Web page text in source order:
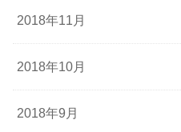
2018年11月
2018年10月
2018年9月